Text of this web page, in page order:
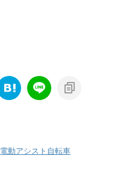
電動アシスト自転車